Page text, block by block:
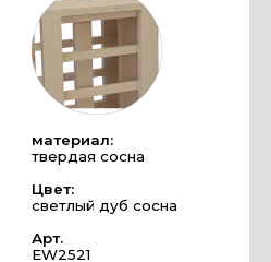
материал:
твердая сосна
Цвет:
светлый дуб сосна
Арт.
EW2521